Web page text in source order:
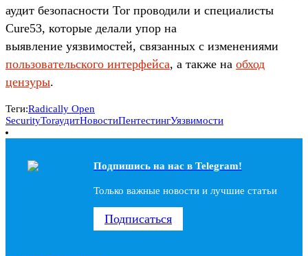
аудит безопасности Tor проводили и специалисты
Cure53, которые делали упор на
выявление уязвимостей, связанных с изменениями
пользовательского интерфейса, а также на обход
цензуры.
Теги:Radically Open
SecurityTorаудитНовостиПентестингУязвимости
Подпишись на наc в Telegram!
Только важные новости и лучшие статьи
Подписаться